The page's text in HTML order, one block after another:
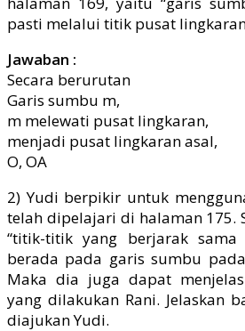
pasti melalui titik pusat
Jawaban :
Secara berurutan
Garis sumbu m,
m melewati pusat lingkaran,
menjadi pusat lingkaran asal,
O, OA
2) Yudi berpikir untuk
telah dipelajari di halaman 175.
“titik-titik yang berjarak
berada pada garis sumbu
Maka dia juga dapat
yang dilakukan Rani. Jelaskan
diajukan Yudi.